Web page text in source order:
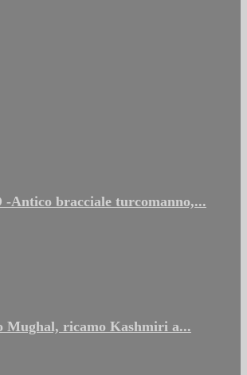
-Antico bracciale turcomanno,...
Mughal, ricamo Kashmiri a...